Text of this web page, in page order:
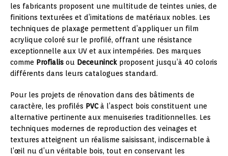
les fabricants proposent une multitude de teintes unies, de
finitions texturées et d’imitations de matériaux nobles. Les
techniques de plaxage permettent d’appliquer un film
acrylique coloré sur le profilé, offrant une résistance
exceptionnelle aux UV et aux intempéries. Des marques
comme Profialis ou Deceuninck proposent jusqu’à 40 coloris
différents dans leurs catalogues standard.
Pour les projets de rénovation dans des bâtiments de
caractère, les profilés PVCà l’aspect bois constituent une
alternative pertinente aux menuiseries traditionnelles. Les
techniques modernes de reproduction des veinages et
textures atteignent un réalisme saisissant, indiscernable à
l’œil nu d’un véritable bois, tout en conservant les